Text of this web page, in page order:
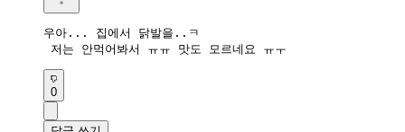
우아... 집에서 닭발을..ㅋ
저는 안먹어봐서 ㅠㅠ 맛도 모르네요 ㅠㅜ
0